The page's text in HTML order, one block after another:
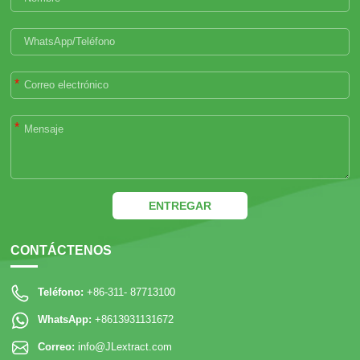
CONTÁCTENOS
Teléfono: +86-311- 87713100
WhatsApp: +8613931131672
Correo: info@JLextract.com
*
*
ENTREGAR